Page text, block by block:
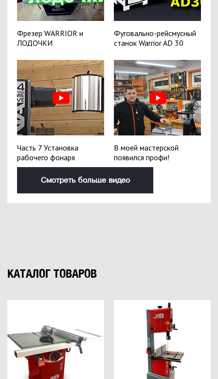
Фрезер WARRIOR и
ЛОДОЧКИ
Фуговально-рейсмусный
станок Warrior AD 30
Часть 7 Установка
рабочего фонаря
В моей мастерской
появился профи!
Смотреть больше видео
КАТАЛОГ ТОВАРОВ